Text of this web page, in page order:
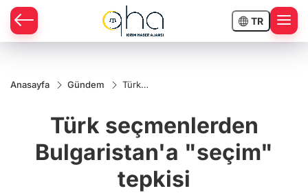
TR
Anasayfa Gündem
Türk
tepkisi
Türk seçmenlerden
Bulgaristan'a "seçim"
tepkisi